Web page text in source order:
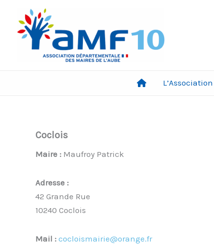
contenu
L’Association
Coclois
Maire : Maufroy Patrick
Adresse :
42 Grande Rue
10240 Coclois
Mail : cocloismairie@orange.fr